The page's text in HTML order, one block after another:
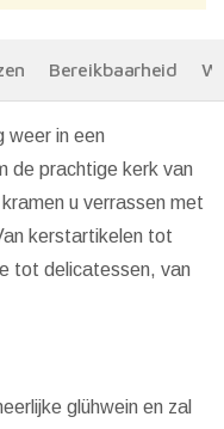
Bereikbaarheid
weer in een
de prachtige kerk van
u verrassen met
kerstartikelen tot
tot delicatessen, van
glühwein en zal